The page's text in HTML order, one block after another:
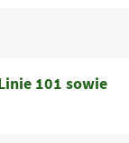
101 sowie